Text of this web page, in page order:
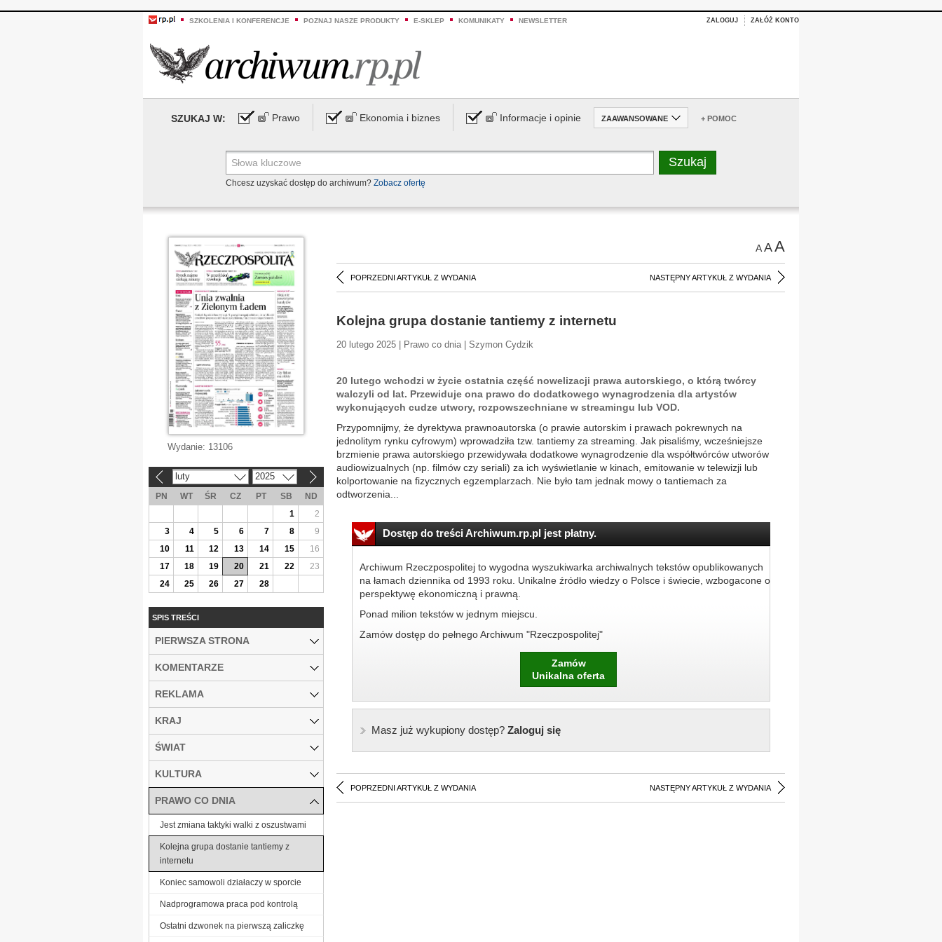
SZKOLENIA I KONFERENCJE POZNAJ NASZE PRODUKTY E-SKLEP KOMUNIKATY NEWSLETTER ZALOGUJ ZAŁÓŻ KONTO
SZUKAJ W: Prawo Ekonomia i biznes Informacje i opinie ZAAWANSOWANE + POMOC
Chcesz uzyskać dostęp do archiwum? Zobacz ofertę
AAA
POPRZEDNI ARTYKUŁ Z WYDANIA NASTĘPNY ARTYKUŁ Z WYDANIA
Kolejna grupa dostanie tantiemy z internetu
20 lutego 2025 | Prawo co dnia | Szymon Cydzik
20 lutego wchodzi w życie ostatnia część nowelizacji prawa autorskiego, o którą twórcy
walczyli od lat. Przewiduje ona prawo do dodatkowego wynagrodzenia dla artystów
wykonujących cudze utwory, rozpowszechniane w streamingu lub VOD.
Przypomnijmy, że dyrektywa prawnoautorska (o prawie autorskim i prawach pokrewnych na
jednolitym rynku cyfrowym) wprowadziła tzw. tantiemy za streaming. Jak pisaliśmy, wcześniejsze
brzmienie prawa autorskiego przewidywała dodatkowe wynagrodzenie dla współtwórców utworów
audiowizualnych (np. filmów czy seriali) za ich wyświetlanie w kinach, emitowanie w telewizji lub
kolportowanie na fizycznych egzemplarzach. Nie było tam jednak mowy o tantiemach za
odtworzenia...
Dostęp do treści Archiwum.rp.pl jest płatny.
Archiwum Rzeczpospolitej to wygodna wyszukiwarka archiwalnych tekstów opublikowanych
na łamach dziennika od 1993 roku. Unikalne źródło wiedzy o Polsce i świecie, wzbogacone o
perspektywę ekonomiczną i prawną.
Ponad milion tekstów w jednym miejscu.
Zamów dostęp do pełnego Archiwum "Rzeczpospolitej"
Zamów
Unikalna oferta
Masz już wykupiony dostęp?Zaloguj się
POPRZEDNI ARTYKUŁ Z WYDANIA NASTĘPNY ARTYKUŁ Z WYDANIA
Wydanie: 13106
luty 2025
PN WT ŚR CZ PT SB
ND
1
2
3
4 5 6 7 8
9
10
11 12 13 14 15
16
17
18 19 20 21 22
23
24
25 26 27 28
SPIS TREŚCI
PIERWSZA STRONA
KOMENTARZE
REKLAMA
KRAJ
ŚWIAT
KULTURA
PRAWO CO DNIA
Jest zmiana taktyki walki z oszustwami
Kolejna grupa dostanie tantiemy z
internetu
Koniec samowoli działaczy w sporcie
Nadprogramowa praca pod kontrolą
Ostatni dzwonek na pierwszą zaliczkę